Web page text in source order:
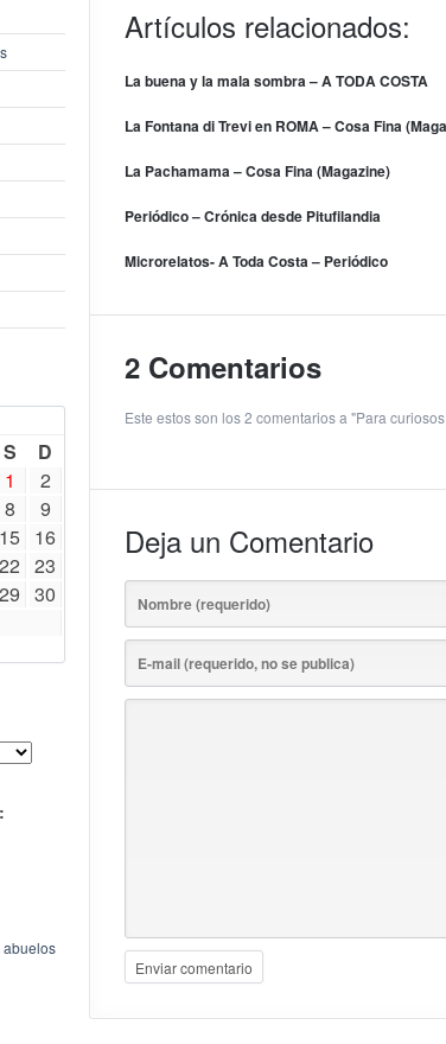
S
D
1
2
8
9
15 16
22 23
29 30
Artículos relacionados:
La buena y la mala sombra – A TODA COSTA
La Fontana di Trevi en ROMA – Cosa Fina
La Pachamama – Cosa Fina (Magazine)
Periódico – Crónica desde Pitufilandia
Microrelatos- A Toda Costa – Periódico
2 Comentarios
Este estos son los 2 comentarios a "Para
Deja un Comentario